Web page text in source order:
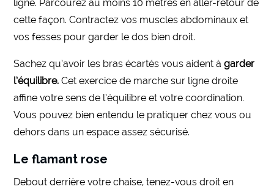
ligne. Parcourez au moins 10 mètres en aller-retour de
cette façon. Contractez vos muscles abdominaux et
vos fesses pour garder le dos bien droit.
Sachez qu’avoir les bras écartés vous aident àgarder
l’équilibre. Cet exercice de marche sur ligne droite
affine votre sens de l’équilibre et votre coordination.
Vous pouvez bien entendu le pratiquer chez vous ou
dehors dans un espace assez sécurisé.
Le flamant rose
Debout derrière votre chaise, tenez-vous droit en